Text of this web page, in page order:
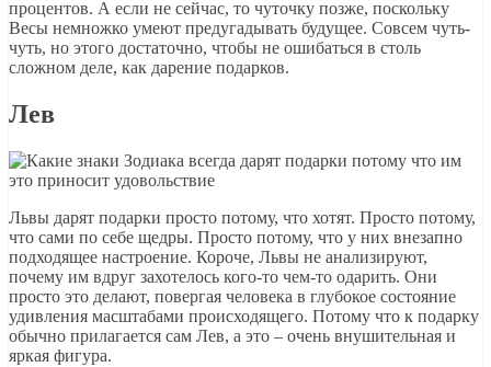
процентов. А если не сейчас, то чуточку позже, поскольку
Весы немножко умеют предугадывать будущее. Совсем чуть-
чуть, но этого достаточно, чтобы не ошибаться в столь
сложном деле, как дарение подарков.
Лев
Львы дарят подарки просто потому, что хотят. Просто потому,
что сами по себе щедры. Просто потому, что у них внезапно
подходящее настроение. Короче, Львы не анализируют,
почему им вдруг захотелось кого-то чем-то одарить. Они
просто это делают, повергая человека в глубокое состояние
удивления масштабами происходящего. Потому что к подарку
обычно прилагается сам Лев, а это – очень внушительная и
яркая фигура.